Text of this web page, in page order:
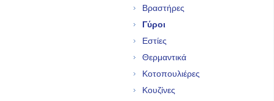
Βραστήρες
Γύροι
Εστίες
Θερμαντικά
Κοτοπουλιέρες
Κουζίνες